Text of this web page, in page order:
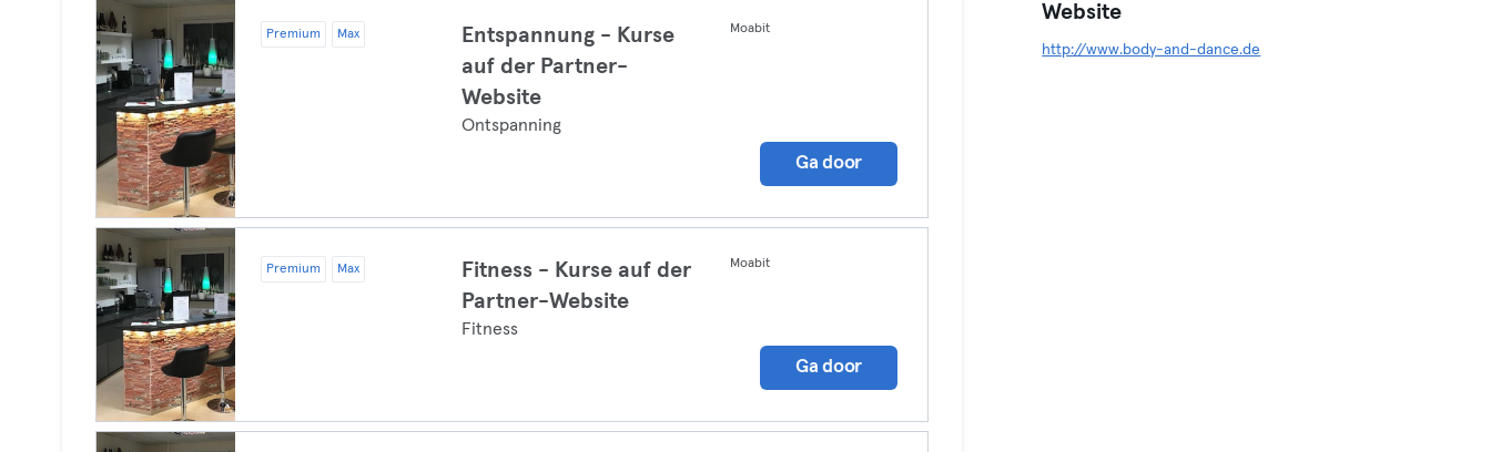
Premium Max
Entspannung - Kurse
auf der Partner-
Website
Ontspanning
Moabit
Ga door
Premium Max
Fitness - Kurse auf der
Partner-Website
Fitness
Moabit
Ga door
Website
http://www.body-and-dance.de